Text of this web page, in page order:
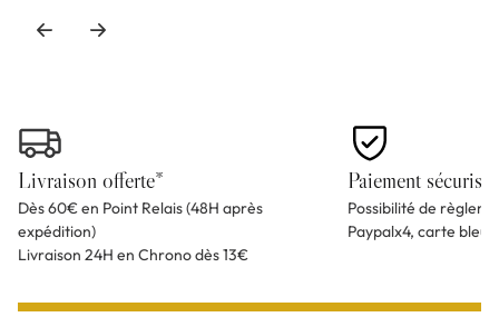
Livraison offerte*
Dès 60€ en Point Relais (48H après
expédition)
Livraison 24H en Chrono dès 13€
Paiement sécurisé
Possibilité de
Paypalx4, carte